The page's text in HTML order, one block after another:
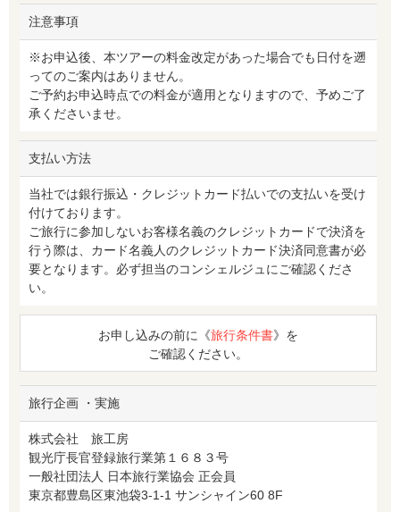
注意事項
※お申込後、本ツアーの料金改定があった場合でも日付を遡
ってのご案内はありません。
ご予約お申込時点での料金が適用となりますので、予めご了
承くださいませ。
支払い方法
当社では銀行振込・クレジットカード払いでの支払いを受け
付けております。
ご旅行に参加しないお客様名義のクレジットカードで決済を
行う際は、カード名義人のクレジットカード決済同意書が必
要となります。必ず担当のコンシェルジュにご確認くださ
い。
お申し込みの前に《旅行条件書》を
ご確認ください。
旅行企画 ・実施
株式会社 旅工房
観光庁長官登録旅行業第１６８３号
一般社団法人 日本旅行業協会 正会員
東京都豊島区東池袋3-1-1 サンシャイン60 8F